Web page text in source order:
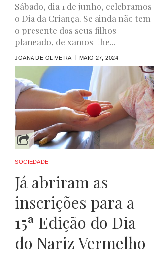
Sábado, dia 1 de junho, celebramos
o Dia da Criança. Se ainda não tem
o presente dos seus filhos
planeado, deixamos-lhe...
JOANA DE OLIVEIRA MAIO 27, 2024
SOCIEDADE
Já abriram as
inscrições para a
15ª Edição do Dia
do Nariz Vermelho